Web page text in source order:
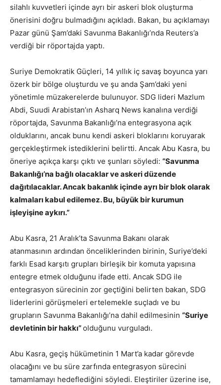
silahlı kuvvetleri içinde ayrı bir askeri blok oluşturma
önerisini doğru bulmadığını açıkladı. Bakan, bu açıklamayı
Pazar günü Şam’daki Savunma Bakanlığı’nda Reuters’a
verdiği bir röportajda yaptı.
Suriye Demokratik Güçleri, 14 yıllık iç savaş boyunca yarı
özerk bir bölge oluşturdu ve şu anda Şam’daki yeni
yönetimle müzakerelerde bulunuyor. SDG lideri Mazlum
Abdi, Suudi Arabistan’ın Asharq News kanalına verdiği
röportajda, Savunma Bakanlığı’na entegrasyona açık
olduklarını, ancak bunu kendi askeri bloklarını koruyarak
gerçekleştirmek istediklerini belirtti. Ancak Abu Kasra, bu
öneriye açıkça karşı çıktı ve şunları söyledi: “Savunma
Bakanlığı’na bağlı olacaklar ve askeri düzende
dağıtılacaklar. Ancak bakanlık içinde ayrı bir blok olarak
kalmaları kabul edilemez. Bu, büyük bir kurumun
işleyişine aykırı.”
Abu Kasra, 21 Aralık’ta Savunma Bakanı olarak
atanmasının ardından önceliklerinden birinin, Suriye’deki
farklı Esad karşıtı grupları birleşik bir komuta yapısına
entegre etmek olduğunu ifade etti. Ancak SDG ile
entegrasyon sürecinin zor geçtiğini belirten bakan, SDG
liderlerini görüşmeleri ertelemekle suçladı ve bu
grupların Savunma Bakanlığı’na dahil edilmesinin “Suriye
devletinin bir hakkı”olduğunu vurguladı.
Abu Kasra, geçiş hükümetinin 1 Mart’a kadar görevde
olacağını ve bu süre zarfında entegrasyon sürecini
tamamlamayı hedeflediğini söyledi. Eleştiriler üzerine ise,